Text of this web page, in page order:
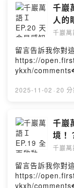
做什麼，也沒有
見。真正的修行
備的力量。📍你
己📍你只需要認
誰，而是回到「
✅ 靈性專家阿谷
統整大家對於修
卜與能量解析，
直播時間：
天賦！報名表單
https://
---這邊是從小就
路」後，滿滿一
八卦。不管是同
千巖
人的
千巖萬
留言告訴我你對
https://
ykxh/
事原本就很有趣
歷人生卡關，又
心，都非常適合
他實在太「真實
小鈴鐺
2025-11-02 · 20 分
千巖
境！
千巖萬
留言告訴我你對
https://
ykxh/